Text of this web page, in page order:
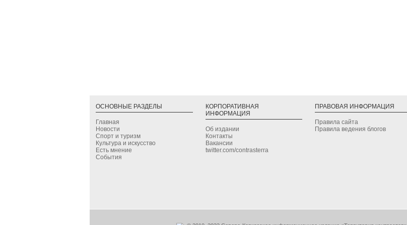
ОСНОВНЫЕ РАЗДЕЛЫ
Главная
Новости
Спорт и туризм
Культура и искусство
Есть мнение
События
КОРПОРАТИВНАЯ
ИНФОРМАЦИЯ
Об издании
Контакты
Вакансии
twitter.com/contrasterra
ПРАВОВАЯ ИНФОРМАЦИЯ
Правила сайта
Правила ведения блогов